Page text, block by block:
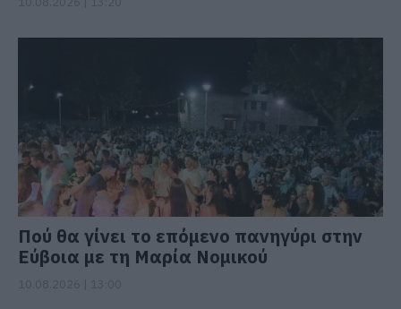
Πού θα γίνει το επόμενο πανηγύρι στην
Εύβοια με τη Μαρία Νομικού